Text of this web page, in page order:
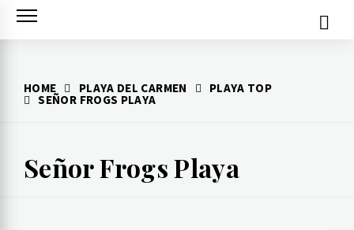
Skip
HOME PLAYA DEL CARMEN
PLAYA TOP
SEÑOR FROGS PLAYA
Señor Frogs Playa